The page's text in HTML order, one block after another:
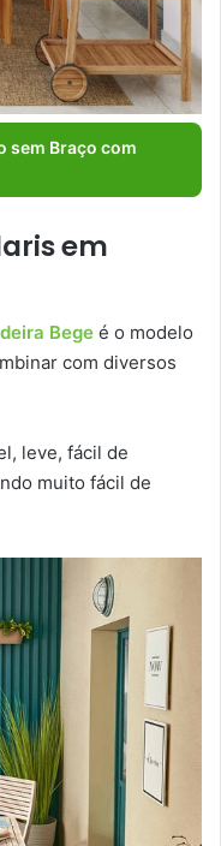
sem Braço com
em
Bege é o modelo
com diversos
leve, fácil de
muito fácil de